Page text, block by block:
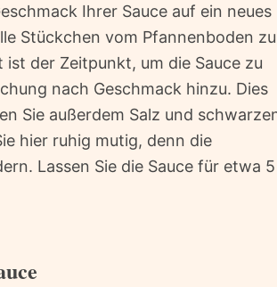
Ihrer Sauce auf ein neues
Stückchen vom Pfannenboden zu
der Zeitpunkt, um die Sauce zu
nach Geschmack hinzu. Dies
Sie außerdem Salz und
hier ruhig mutig, denn die
Lassen Sie die Sauce für etwa 5